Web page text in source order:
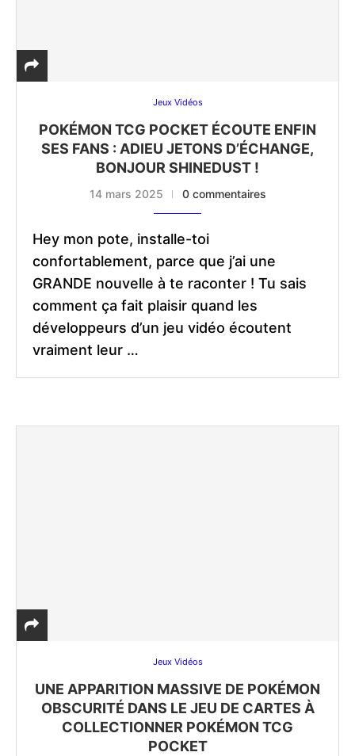
Jeux Vidéos
POKÉMON TCG POCKET ÉCOUTE ENFIN
SES FANS : ADIEU JETONS D’ÉCHANGE,
BONJOUR SHINEDUST !
14 mars 2025 0 commentaires
Hey mon pote, installe-toi
confortablement, parce que j’ai une
GRANDE nouvelle à te raconter ! Tu sais
comment ça fait plaisir quand les
développeurs d’un jeu vidéo écoutent
vraiment leur …
Jeux Vidéos
UNE APPARITION MASSIVE DE POKÉMON
OBSCURITÉ DANS LE JEU DE CARTES À
COLLECTIONNER POKÉMON TCG
POCKET